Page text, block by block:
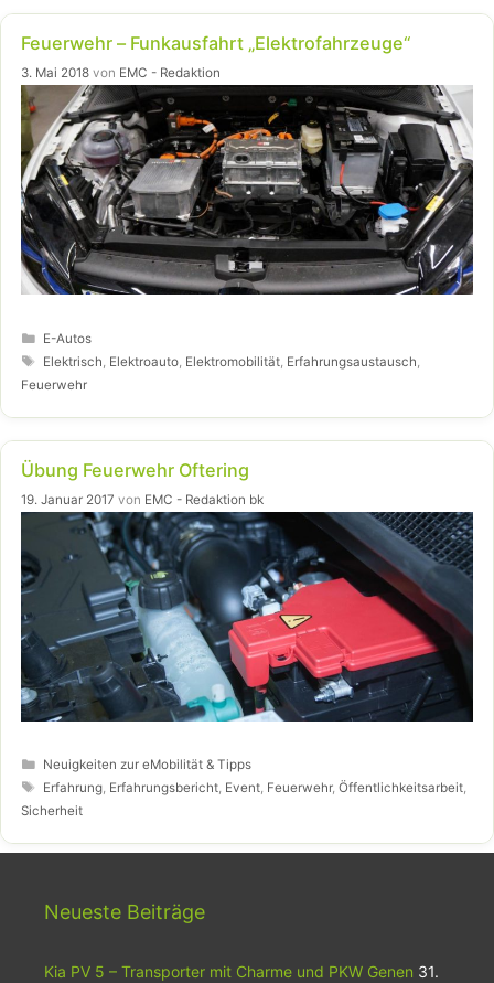
Feuerwehr – Funkausfahrt „Elektrofahrzeuge“
3. Mai 2018 von EMC - Redaktion
Kategorien
E-Autos
Schlagwörter
Elektrisch, Elektroauto, Elektromobilität, Erfahrungsaustausch,
Feuerwehr
Übung Feuerwehr Oftering
19. Januar 2017 von EMC - Redaktion bk
Kategorien
Neuigkeiten zur eMobilität & Tipps
Schlagwörter
Erfahrung, Erfahrungsbericht, Event, Feuerwehr,Öffentlichkeitsarbeit,
Sicherheit
Neueste Beiträge
Kia PV 5 – Transporter mit Charme und PKW Genen 31.